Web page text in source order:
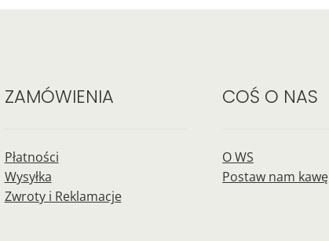
ZAMÓWIENIA
Płatności
Wysyłka
Zwroty i Reklamacje
COŚ O NAS
O WS
Postaw nam kawę